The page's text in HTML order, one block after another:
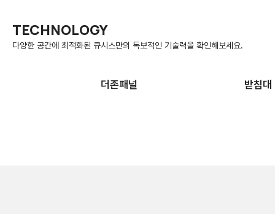
TECHNOLOGY
다양한 공간에 최적화된 큐시스만의 독보적인 기술력을 확인해보세요.
더존패널 받침대